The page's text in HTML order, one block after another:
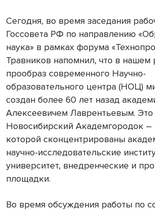
Сегодня, во время заседания
Госсовета РФ по направлению
наука» в рамках форума
Травников напомнил, что в нашем
прообраз современного Научно-
образовательного центра (НОЦ)
создан более 60 лет назад
Алексеевичем Лаврентьевым. Это
Новосибирский Академгородок –
которой сконцентрированы
научно-исследовательские
университет, внедренческие и
площадки.
Во время обсуждения работы по